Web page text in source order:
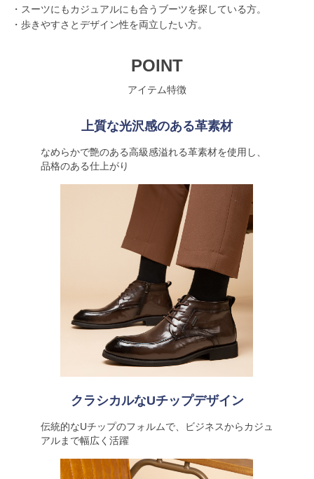
・スーツにもカジュアルにも合うブーツを探している方。
・歩きやすさとデザイン性を両立したい方。
POINT
アイテム特徴
上質な光沢感のある革素材
なめらかで艶のある高級感溢れる革素材を使用し、
品格のある仕上がり
クラシカルなUチップデザイン
伝統的なUチップのフォルムで、ビジネスからカジュ
アルまで幅広く活躍